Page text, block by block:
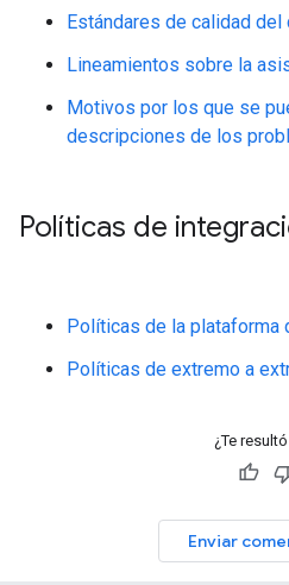
Estándares de calidad del
Lineamientos sobre la
Motivos por los que se
descripciones de los
Políticas de
Políticas de la plataforma
Políticas de extremo a
¿Te
Enviar